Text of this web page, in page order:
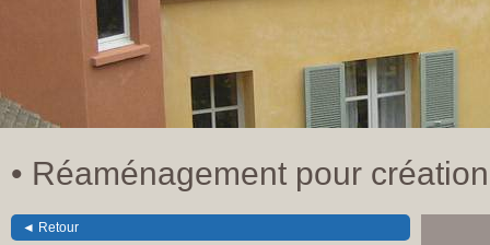
• Réaménagement pour
◄ Retour